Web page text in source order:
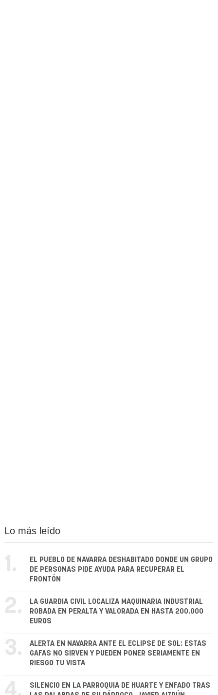
Lo más leído
1.
EL PUEBLO DE NAVARRA DESHABITADO DONDE UN GRUPO
DE PERSONAS PIDE AYUDA PARA RECUPERAR EL
FRONTÓN
2.
LA GUARDIA CIVIL LOCALIZA MAQUINARIA INDUSTRIAL
ROBADA EN PERALTA Y VALORADA EN HASTA 200.000
EUROS
3.
ALERTA EN NAVARRA ANTE EL ECLIPSE DE SOL: ESTAS
GAFAS NO SIRVEN Y PUEDEN PONER SERIAMENTE EN
RIESGO TU VISTA
SILENCIO EN LA PARROQUIA DE HUARTE Y ENFADO TRAS